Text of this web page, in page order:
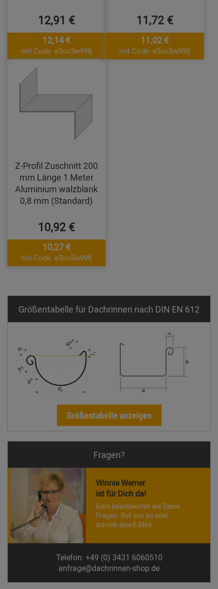
12,91 €
12,14 €
mit Code: e3oc5w99fj
11,72 €
11,02 €
mit Code: e3oc5w99fj
Z-Profil Zuschnitt 200
mm Länge 1 Meter
Aluminium walzblank
0,8 mm (Standard)
10,92 €
10,27 €
mit Code: e3oc5w99fj
Größentabelle für Dachrinnen nach DIN EN 612
Größentabelle anzeigen
Fragen?
Winnie Werner
ist für Dich da!
Gern beantworten wir Deine
Fragen. Ruf uns an oder
schreib eine E-Mail.
Telefon: +49 (0) 3431 6060510
anfrage@dachrinnen-shop.de